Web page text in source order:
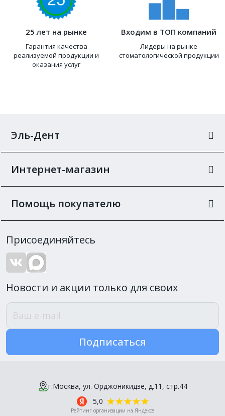
25 лет на рынке
Гарантия качества
реализуемой продукции и
оказания услуг
Входим в ТОП компаний
Лидеры на рынке
стоматологической продукции
Эль-Дент
Интернет-магазин
Помощь покупателю
Присоединяйтесь
Новости и акции только для своих
Подписаться
г.Москва, ул. Орджоникидзе, д.11, стр.44
5,0
Рейтинг организации на Яндексе